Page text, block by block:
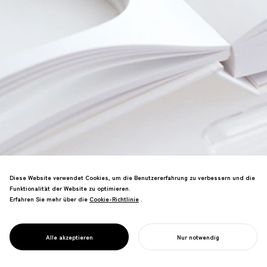
PROJECT
GRAVITY PEARL
Magnetischer Schmuck verwandelt sich
innovatives rekonfigurierbares Design zu
Ringen, Halsketten und Broschen.
Diese Website verwendet Cookies, um die Benutzererfahrung zu verbessern und die
Funktionalität der Website zu optimieren.
Erfahren Sie mehr über die Cookie-Richtlinie
Cookie-Richtlinie .
Alle akzeptieren Nur notwendig